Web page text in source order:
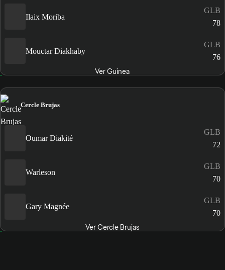
Ilaix Moriba
GLB
78
Mouctar Diakhaby
GLB
76
Ver Guinea
Cercle Brujas
Oumar Diakité
GLB
72
Warleson
GLB
70
Gary Magnée
GLB
70
Ver Cercle Brujas